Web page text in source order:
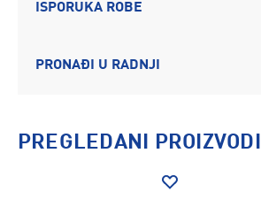
ISPORUKA ROBE
PRONAĐI U RADNJI
PREGLEDANI PROIZVODI